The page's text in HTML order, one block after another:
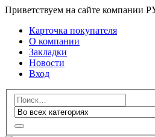
Приветствуем на сайте
Карточка покупателя
О компании
Закладки
Новости
Вход